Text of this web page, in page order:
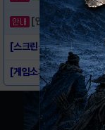
[안내] 헝그리앱 필
[스크린샷] - 불멸의 깨어
[게임소개] - 불멸의 깨어